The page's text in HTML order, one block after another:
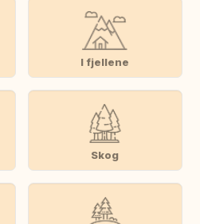
I fjellene
Skog